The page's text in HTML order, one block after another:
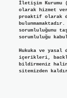
İletişim Kurumu
olarak hizmet
proaktif olarak
sorumluluğunu
sorumluluğu
Hukuka ve yasal
içerikleri,
bildirmeniz
sitemizden